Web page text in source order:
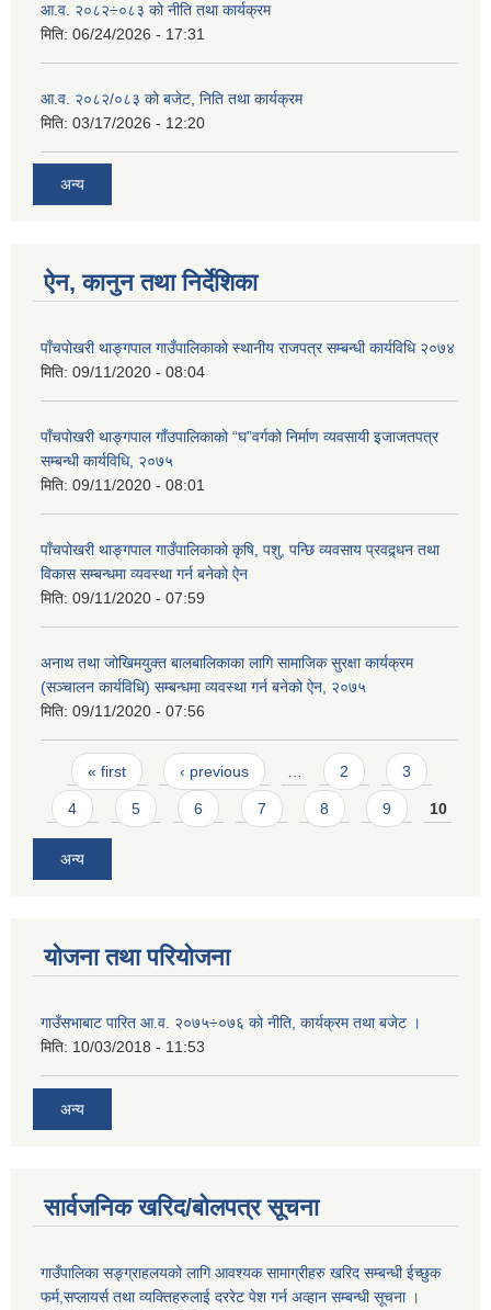
आ.व. २०८२÷०८३ को नीति तथा कार्यक्रम
मिति: 06/24/2026 - 17:31
आ.व. २०८२/०८३ को बजेट, निति तथा कार्यक्रम
मिति: 03/17/2026 - 12:20
अन्य
ऐन, कानुन तथा निर्देशिका
पाँचपोखरी थाङ्गपाल गाउँपालिकाको स्थानीय राजपत्र सम्बन्धी कार्यविधि २०७४
मिति: 09/11/2020 - 08:04
पाँचपोखरी थाङ्गपाल गाँउपालिकाको “घ”वर्गको निर्माण व्यवसायी इजाजतपत्र
सम्बन्धी कार्यविधि, २०७५
मिति: 09/11/2020 - 08:01
पाँचपोखरी थाङ्गपाल गाउँपालिकाको कृषि, पशु, पन्छि व्यवसाय प्रवद्र्धन तथा
विकास सम्बन्धमा व्यवस्था गर्न बनेको ऐन
मिति: 09/11/2020 - 07:59
अनाथ तथा जोखिमयुक्त बालबालिकाका लागि सामाजिक सुरक्षा कार्यक्रम
(सञ्चालन कार्यविधि) सम्बन्धमा व्यवस्था गर्न बनेको ऐन, २०७५
मिति: 09/11/2020 - 07:56
Pages
« first ‹ previous 2 3
4 5 6 7 8 9 10
अन्य
योजना तथा परियोजना
गाउँसभाबाट पारित आ.व. २०७५÷०७६ को नीति, कार्यक्रम तथा बजेट ।
मिति: 10/03/2018 - 11:53
अन्य
सार्वजनिक खरिद/बोलपत्र सूचना
गाउँपालिका सङ्ग्राहलयको लागि आवश्यक सामाग्रीहरु खरिद सम्बन्धी ईच्छुक
फर्म,सप्लायर्स तथा व्यक्तिहरुलाई दररेट पेश गर्न अव्हान सम्बन्धी सूचना ।